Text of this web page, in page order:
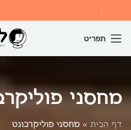
תפריט
מחסני
דף הבית » מחסני פוליקרבונט